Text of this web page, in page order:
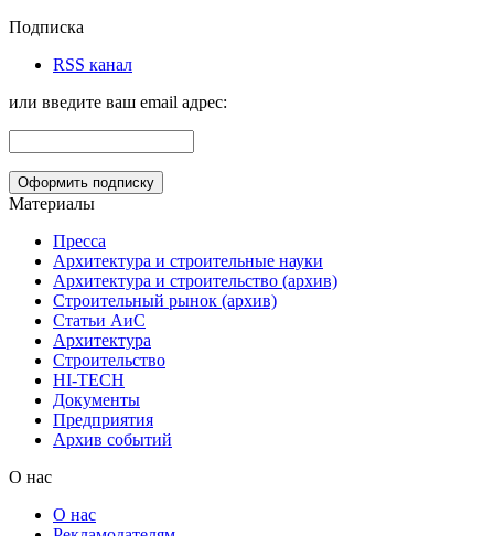
Подписка
RSS канал
или введите ваш email адрес:
Материалы
Пресса
Архитектура и строительные науки
Архитектура и строительство (архив)
Строительный рынок (архив)
Статьи АиС
Архитектура
Строительство
HI-TECH
Документы
Предприятия
Архив событий
О нас
О нас